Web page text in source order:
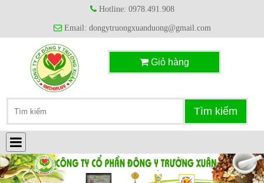
Hotline: 0978.491.908
Email: dongytruongxuanduong@gmail.com
Giỏ hàng